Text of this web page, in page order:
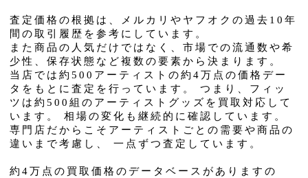
査定価格の根拠は、メルカリやヤフオクの過去10年
間の取引履歴を参考にしています。
また商品の人気だけではなく、市場での流通数や希
少性、保存状態など複数の要素から決まります。
当店では約500アーティストの約4万点の価格デー
タをもとに査定を行っています。 つまり、フィッ
ツは約500組のアーティストグッズを買取対応して
います。 相場の変化も継続的に確認しています。
専門店だからこそアーティストごとの需要や商品の
違いまで考慮し、 一点ずつ査定しています。
約4万点の買取価格のデータベースがありますの